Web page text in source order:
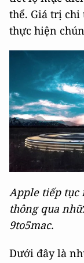
thể. Giá trị chi
thực hiện
Apple tiếp tục
thông qua
9to5mac.
Dưới đây là